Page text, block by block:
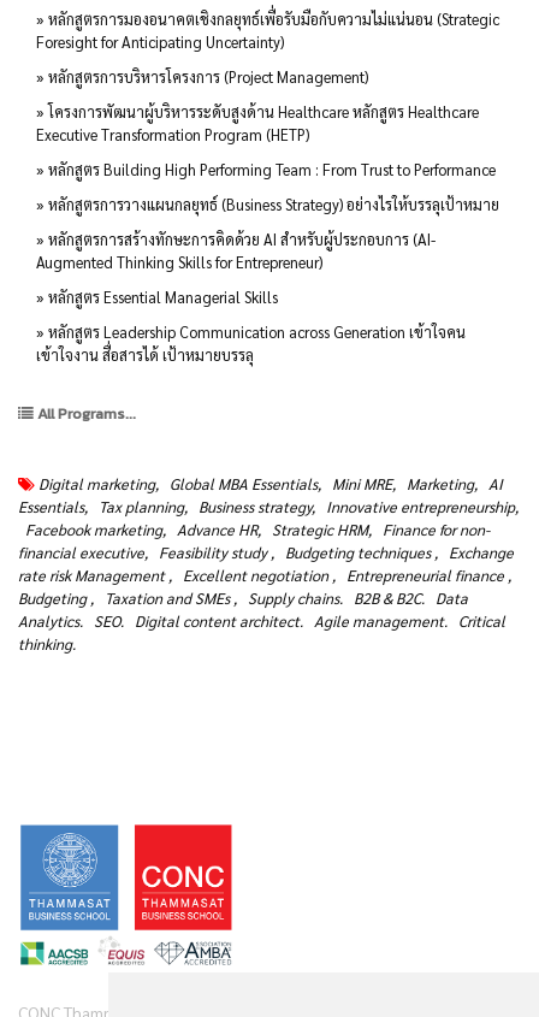
» หลักสูตรการมองอนาคตเชิงกลยุทธ์เพื่อรับมือกับความไม่แน่นอน (Strategic
Foresight for Anticipating Uncertainty)
» หลักสูตรการบริหารโครงการ (Project Management)
» โครงการพัฒนาผู้บริหารระดับสูงด้าน Healthcare หลักสูตร Healthcare
Executive Transformation Program (HETP)
» หลักสูตร Building High Performing Team : From Trust to Performance
» หลักสูตรการวางแผนกลยุทธ์ (Business Strategy) อย่างไรให้บรรลุเป้าหมาย
» หลักสูตรการสร้างทักษะการคิดด้วย AI สำหรับผู้ประกอบการ (AI-
Augmented Thinking Skills for Entrepreneur)
» หลักสูตร Essential Managerial Skills
» หลักสูตร Leadership Communication across Generation เข้าใจคน
เข้าใจงาน สื่อสารได้ เป้าหมายบรรลุ
All Programs...
Digital marketing, Global MBA Essentials, Mini MRE, Marketing, AI
Essentials,
Tax planning, Business strategy, Innovative entrepreneurship,
Facebook marketing, Advance HR, Strategic HRM, Finance for non-
financial executive, Feasibility study , Budgeting techniques , Exchange
rate risk Management , Excellent negotiation , Entrepreneurial finance ,
Budgeting ,
Taxation and SMEs , Supply chains. B2B & B2C. Data
Analytics. SEO. Digital content architect. Agile management. Critical
thinking.
CONC Thammasat offers clients diverse range of business